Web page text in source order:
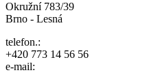
Okružní 783/39
Brno - Lesná
telefon.:
+420 773 14 56 56
e-mail: